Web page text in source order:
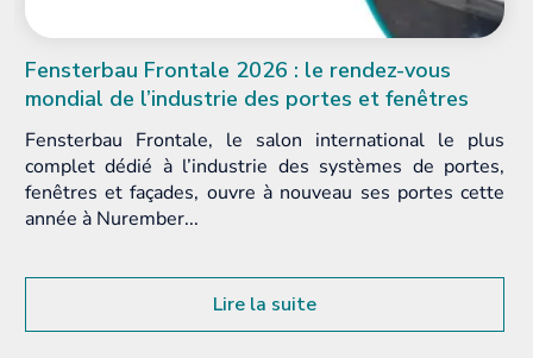
Fensterbau Frontale 2026 : le rendez-vous
mondial de l’industrie des portes et fenêtres
Fensterbau Frontale, le salon international le plus
complet dédié à l’industrie des systèmes de portes,
fenêtres et façades, ouvre à nouveau ses portes cette
année à Nurember...
Lire la suite